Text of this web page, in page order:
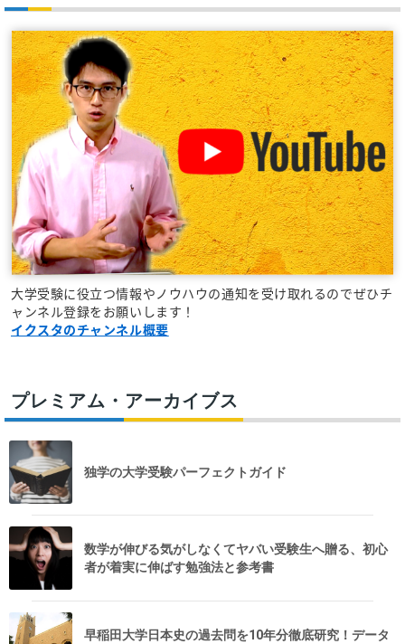
大学受験に役立つ情報やノウハウの通知を受け取れるのでぜひチ
ャンネル登録をお願いします！
イクスタのチャンネル概要
プレミアム・アーカイブス
独学の大学受験パーフェクトガイド
数学が伸びる気がしなくてヤバい受験生へ贈る、初心
者が着実に伸ばす勉強法と参考書
早稲田大学日本史の過去問を10年分徹底研究！データ